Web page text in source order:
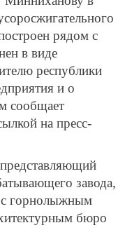
рядом с
в виде
республики
и о
сообщает
на пресс-
завода,
с горнолыжным
бюро